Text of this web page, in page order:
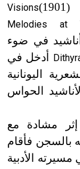
(1901
)
Visions
Melodies at
في ضوء
أدخل في
اليونانية
الحواس
غادر إيكيلوند البلاد عام 1908 إثر مشادة مع
بالسجن فأقام
الأدبية